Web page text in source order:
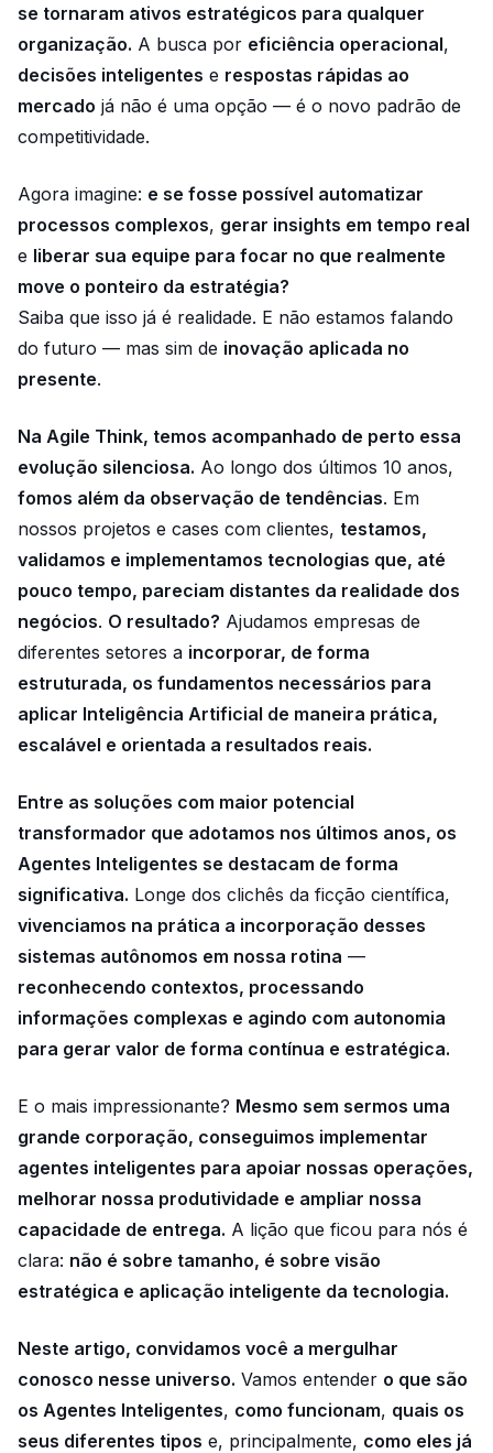
se tornaram ativos estratégicos para qualquer
organização. A busca por eficiência operacional,
decisões inteligentes e respostas rápidas ao
mercado já não é uma opção — é o novo padrão de
competitividade.
Agora imagine: e se fosse possível automatizar
processos complexos, gerar insights em tempo real
e liberar sua equipe para focar no que realmente
move o ponteiro da estratégia?
Saiba que isso já é realidade. E não estamos falando
do futuro — mas sim de inovação aplicada no
presente.
Na Agile Think, temos acompanhado de perto essa
evolução silenciosa. Ao longo dos últimos 10 anos,
fomos além da observação de tendências. Em
nossos projetos e cases com clientes, testamos,
validamos e implementamos tecnologias que, até
pouco tempo, pareciam distantes da realidade dos
negócios. O resultado? Ajudamos empresas de
diferentes setores a incorporar, de forma
estruturada, os fundamentos necessários para
aplicar Inteligência Artificial de maneira prática,
escalável e orientada a resultados reais.
Entre as soluções com maior potencial
transformador que adotamos nos últimos anos, os
Agentes Inteligentes se destacam de forma
significativa. Longe dos clichês da ficção científica,
vivenciamos na prática a incorporação desses
sistemas autônomos em nossa rotina —
reconhecendo contextos, processando
informações complexas e agindo com autonomia
para gerar valor de forma contínua e estratégica.
E o mais impressionante? Mesmo sem sermos uma
grande corporação, conseguimos implementar
agentes inteligentes para apoiar nossas operações,
melhorar nossa produtividade e ampliar nossa
capacidade de entrega. A lição que ficou para nós é
clara: não é sobre tamanho, é sobre visão
estratégica e aplicação inteligente da tecnologia.
Neste artigo, convidamos você a mergulhar
conosco nesse universo. Vamos entender o que são
os Agentes Inteligentes, como funcionam, quais os
seus diferentes tipos e, principalmente, como eles já